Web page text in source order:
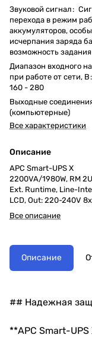
Звуковой сигнал:
перехода в режим
аккумуляторов,
исчерпания заряда
возможность
Диапазон входного
при работе от сети, В:
160 - 280
Выходные
(компьютерные)
Все характеристики
Описание
APC Smart-UPS X
2200VA/1980W, RM
Ext. Runtime, Line-
LCD, Out: 220-240V
switched) 1xC19,
EPO, HS User
Все описание
Описание
## Надежная
**APC Smart-UPS